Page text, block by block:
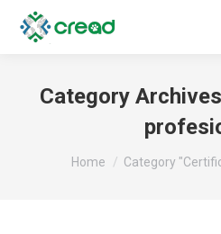
Category
You are here:
Home Category